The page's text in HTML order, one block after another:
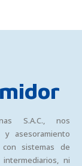
S.A.C., nos
y asesoramiento
sistemas de
ni